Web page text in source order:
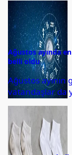
izlenebilecek?
Ağustos ayında
belli oldu
Ağustos
vatandaşlar da
kazanacak